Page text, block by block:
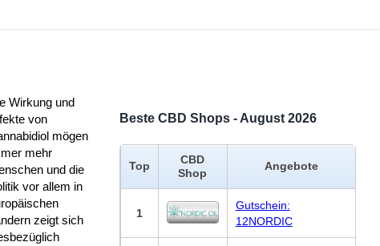
Wirkung und
von
mögen
mehr
und die
vor allem in
zeigt sich
Beste CBD Shops - August 2026
Top
CBD
Shop
Angebote
1
Gutschein:
12NORDIC